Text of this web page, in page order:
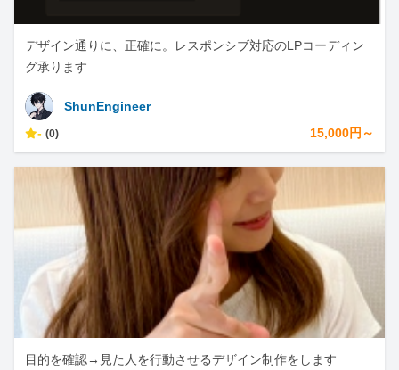
デザイン通りに、正確に。レスポンシブ対応のLPコーディン
グ承ります
ShunEngineer
- (0) 15,000円～
目的を確認→見た人を行動させるデザイン制作をします